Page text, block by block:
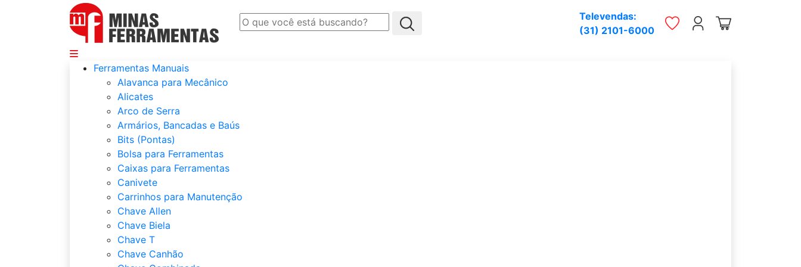
Televendas:
(31) 2101-6000
Ferramentas Manuais
Alavanca para Mecânico
Alicates
Arco de Serra
Armários, Bancadas e Baús
Bits (Pontas)
Bolsa para Ferramentas
Caixas para Ferramentas
Canivete
Carrinhos para Manutenção
Chave Allen
Chave Biela
Chave T
Chave Canhão